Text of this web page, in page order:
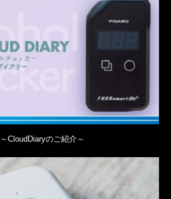
CloudDiaryのご紹介～